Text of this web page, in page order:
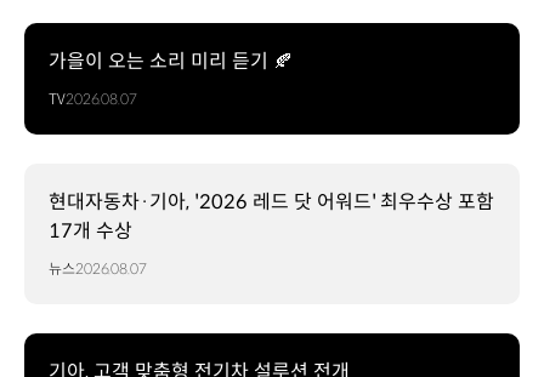
가을이 오는 소리 미리 듣기 🍂
TV2026.08.07
현대자동차·기아, '2026 레드 닷 어워드' 최우수상 포함
17개 수상
뉴스2026.08.07
기아, 고객 맞춤형 전기차 설루션 전개